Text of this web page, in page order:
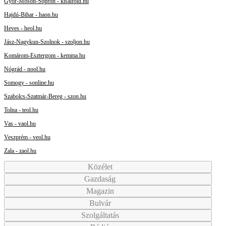
Hajdú-Bihar - haon.hu
Heves - heol.hu
Jász-Nagykun-Szolnok - szoljon.hu
Komárom-Esztergom - kemma.hu
Nógrád - nool.hu
Somogy - sonline.hu
Szabolcs-Szatmár-Bereg - szon.hu
Tolna - teol.hu
Vas - vaol.hu
Veszprém - veol.hu
Zala - zaol.hu
Közélet
Gazdaság
Magazin
Bulvár
Szolgáltatás